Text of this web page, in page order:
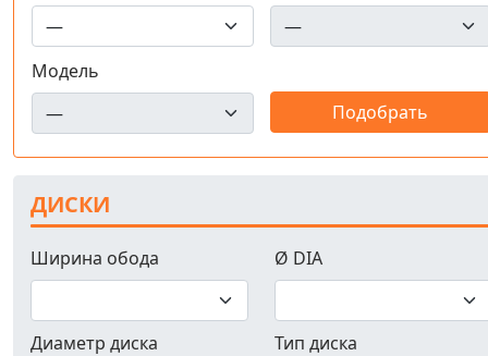
Модель
ДИСКИ
Ширина обода
Диаметр диска
Ø DIA
Тип диска